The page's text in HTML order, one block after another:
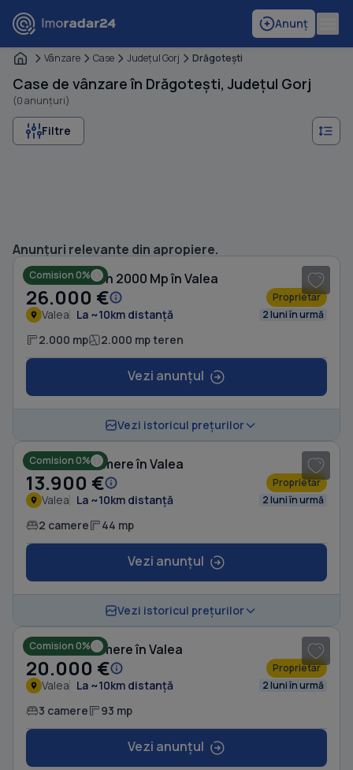
Anunț
Vânzare Case Judeţul Gorj Drăgoteşti
Case de vânzare în Drăgotești, Județul Gorj
(0 anunțuri)
Filtre
Anunțuri relevante din apropiere.
Comision 0%
Casă cu Teren 2000 Mp în Valea
26.000 € Proprietar
Valea La ~10km distanță 2 luni în urmă
2.000 mp 2.000 mp teren
Vezi anunțul
Vezi istoricul prețurilor
Comision 0%
Casă cu 2 camere în Valea
13.900 € Proprietar
Valea La ~10km distanță 2 luni în urmă
2 camere 44 mp
Vezi anunțul
Vezi istoricul prețurilor
Comision 0%
Casă cu 3 camere în Valea
20.000 € Proprietar
Valea La ~10km distanță 2 luni în urmă
3 camere 93 mp
Vezi anunțul